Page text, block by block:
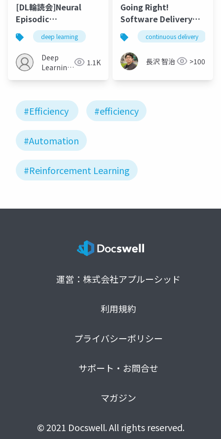
[DL輪読会]Neural
Episodic
Control/Model-Free
Episodic Control
deep learning
Deep
Learning
1.1K
Going Right!
Software Delivery
with Atlassian
Solution
continuous delivery
長沢 智治 >100
#Efficiency #efficiency
#Automation
#Reinforcement Learning
運営：株式会社アプルーシッド
利用規約
プライバシーポリシー
サポート・お問合せ
マガジン
© 2021 Docswell. All rights reserved.